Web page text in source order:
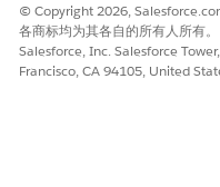
© Copyright 2026,
各商标均为其各自的所有人所有。
Salesforce, Inc. Salesforce
Francisco, CA 94105, United